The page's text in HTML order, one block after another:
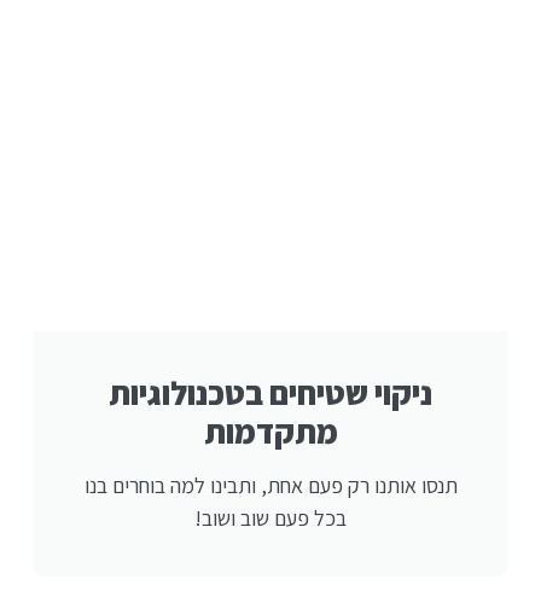
ניקוי שטיחים בטכנולוגיות
מתקדמות
תנסו אותנו רק פעם אחת, ותבינו למה בוחרים בנו
בכל פעם שוב ושוב!